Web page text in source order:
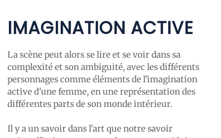
IMAGINATION ACTIVE
La scène peut alors se lire et se voir dans sa
complexité et son ambiguité, avec les différents
personnages comme éléments de l'imagination
active d'une femme, en une représentation des
différentes parts de son monde intérieur.
Il y a un savoir dans l'art que notre savoir